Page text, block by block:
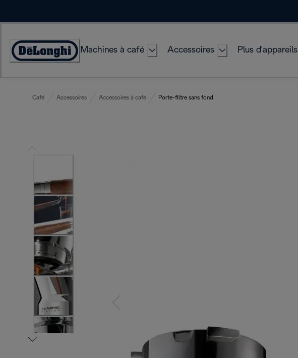
Déclaration
Machines à café Accessoires Plus d'appareils
Café Accessoires Accessoires à café Porte-filtre sans fond